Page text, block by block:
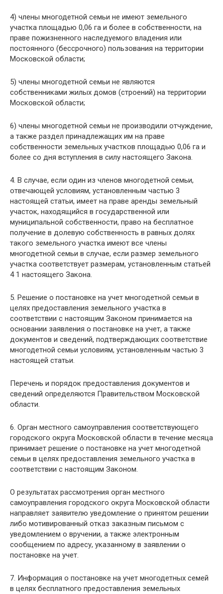
4) члены многодетной семьи не имеют земельного
участка площадью 0,06 га и более в собственности, на
праве пожизненного наследуемого владения или
постоянного (бессрочного) пользования на территории
Московской области;
5) члены многодетной семьи не являются
собственниками жилых домов (строений) на территории
Московской области;
6) члены многодетной семьи не производили отчуждение,
а также раздел принадлежащих им на праве
собственности земельных участков площадью 0,06 га и
более со дня вступления в силу настоящего Закона.
4. В случае, если один из членов многодетной семьи,
отвечающей условиям, установленным частью 3
настоящей статьи, имеет на праве аренды земельный
участок, находящийся в государственной или
муниципальной собственности, право на бесплатное
получение в долевую собственность в равных долях
такого земельного участка имеют все члены
многодетной семьи в случае, если размер земельного
участка соответствует размерам, установленным статьей
4 1 настоящего Закона.
5. Решение о постановке на учет многодетной семьи в
целях предоставления земельного участка в
соответствии с настоящим Законом принимается на
основании заявления о постановке на учет, а также
документов и сведений, подтверждающих соответствие
многодетной семьи условиям, установленным частью 3
настоящей статьи.
Перечень и порядок предоставления документов и
сведений определяются Правительством Московской
области.
6. Орган местного самоуправления соответствующего
городского округа Московской области в течение месяца
принимает решение о постановке на учет многодетной
семьи в целях предоставления земельного участка в
соответствии с настоящим Законом.
О результатах рассмотрения орган местного
самоуправления городского округа Московской области
направляет заявителю уведомление о принятом решении
либо мотивированный отказ заказным письмом с
уведомлением о вручении, а также электронным
сообщением по адресу, указанному в заявлении о
постановке на учет.
7. Информация о постановке на учет многодетных семей
в целях бесплатного предоставления земельных